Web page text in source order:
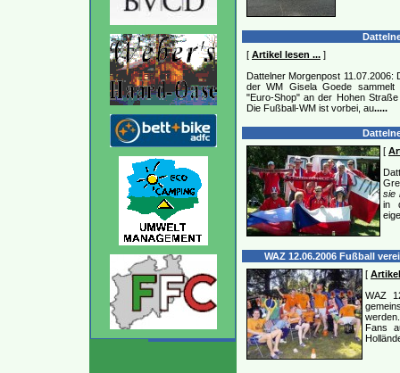
[ Artikel lesen ... ]
Dattelner Morgenpost 11.07.2006:
der WM Gisela Goede sammelt
"Euro-Shop" an der Hohen
Die Fußball-WM ist vorbei, au.....
[
sie
in
WAZ 12.06.2006 Fußball
[
WAZ
Fans